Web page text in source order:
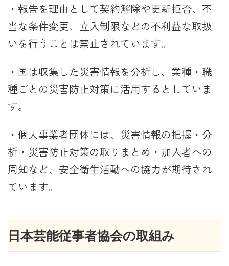
・報告を理由として契約解除や更新拒否、不
当な条件変更、立入制限などの不利益な取扱
いを行うことは禁止されています。
・国は収集した災害情報を分析し、業種・職
種ごとの災害防止対策に活用するとしていま
す。
・個人事業者団体には、災害情報の把握・分
析・災害防止対策の取りまとめ・加入者への
周知など、安全衛生活動への協力が期待され
ています。
日本芸能従事者協会の取組み